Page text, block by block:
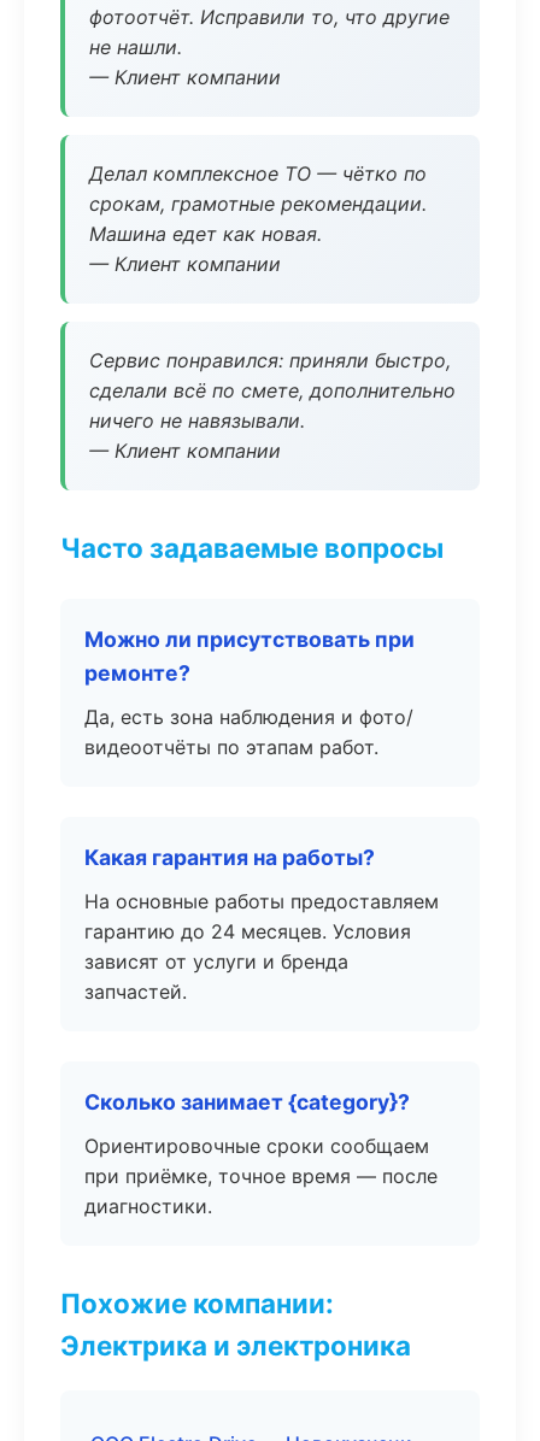
фотоотчёт. Исправили то, что другие
не нашли.
— Клиент компании
Делал комплексное ТО — чётко по
срокам, грамотные рекомендации.
Машина едет как новая.
— Клиент компании
Сервис понравился: приняли быстро,
сделали всё по смете, дополнительно
ничего не навязывали.
— Клиент компании
Часто задаваемые вопросы
Можно ли присутствовать при
ремонте?
Да, есть зона наблюдения и фото/
видеоотчёты по этапам работ.
Какая гарантия на работы?
На основные работы предоставляем
гарантию до 24 месяцев. Условия
зависят от услуги и бренда
запчастей.
Сколько занимает {category}?
Ориентировочные сроки сообщаем
при приёмке, точное время — после
диагностики.
Похожие компании:
Электрика и электроника